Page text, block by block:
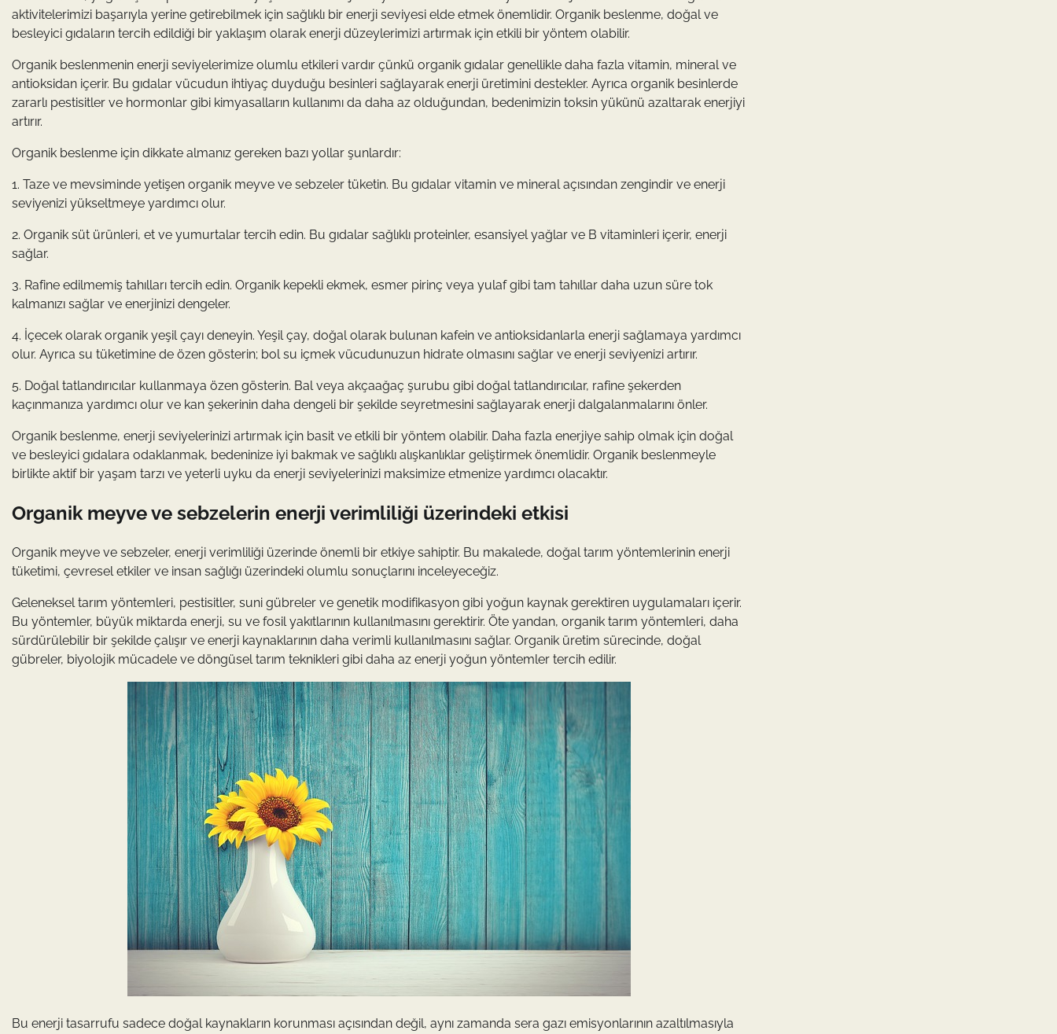
aktivitelerimizi başarıyla yerine getirebilmek için sağlıklı bir enerji seviyesi elde etmek önemlidir. Organik beslenme, doğal ve
besleyici gıdaların tercih edildiği bir yaklaşım olarak enerji düzeylerimizi artırmak için etkili bir yöntem olabilir.
Organik beslenmenin enerji seviyelerimize olumlu etkileri vardır çünkü organik gıdalar genellikle daha fazla vitamin, mineral ve
antioksidan içerir. Bu gıdalar vücudun ihtiyaç duyduğu besinleri sağlayarak enerji üretimini destekler. Ayrıca organik besinlerde
zararlı pestisitler ve hormonlar gibi kimyasalların kullanımı da daha az olduğundan, bedenimizin toksin yükünü azaltarak enerjiyi
artırır.
Organik beslenme için dikkate almanız gereken bazı yollar şunlardır:
1. Taze ve mevsiminde yetişen organik meyve ve sebzeler tüketin. Bu gıdalar vitamin ve mineral açısından zengindir ve enerji
seviyenizi yükseltmeye yardımcı olur.
2. Organik süt ürünleri, et ve yumurtalar tercih edin. Bu gıdalar sağlıklı proteinler, esansiyel yağlar ve B vitaminleri içerir, enerji
sağlar.
3. Rafine edilmemiş tahılları tercih edin. Organik kepekli ekmek, esmer pirinç veya yulaf gibi tam tahıllar daha uzun süre tok
kalmanızı sağlar ve enerjinizi dengeler.
4. İçecek olarak organik yeşil çayı deneyin. Yeşil çay, doğal olarak bulunan kafein ve antioksidanlarla enerji sağlamaya yardımcı
olur. Ayrıca su tüketimine de özen gösterin; bol su içmek vücudunuzun hidrate olmasını sağlar ve enerji seviyenizi artırır.
5. Doğal tatlandırıcılar kullanmaya özen gösterin. Bal veya akçaağaç şurubu gibi doğal tatlandırıcılar, rafine şekerden
kaçınmanıza yardımcı olur ve kan şekerinin daha dengeli bir şekilde seyretmesini sağlayarak enerji dalgalanmalarını önler.
Organik beslenme, enerji seviyelerinizi artırmak için basit ve etkili bir yöntem olabilir. Daha fazla enerjiye sahip olmak için doğal
ve besleyici gıdalara odaklanmak, bedeninize iyi bakmak ve sağlıklı alışkanlıklar geliştirmek önemlidir. Organik beslenmeyle
birlikte aktif bir yaşam tarzı ve yeterli uyku da enerji seviyelerinizi maksimize etmenize yardımcı olacaktır.
Organik meyve ve sebzelerin enerji verimliliği üzerindeki etkisi
Organik meyve ve sebzeler, enerji verimliliği üzerinde önemli bir etkiye sahiptir. Bu makalede, doğal tarım yöntemlerinin enerji
tüketimi, çevresel etkiler ve insan sağlığı üzerindeki olumlu sonuçlarını inceleyeceğiz.
Geleneksel tarım yöntemleri, pestisitler, suni gübreler ve genetik modifikasyon gibi yoğun kaynak gerektiren uygulamaları içerir.
Bu yöntemler, büyük miktarda enerji, su ve fosil yakıtlarının kullanılmasını gerektirir. Öte yandan, organik tarım yöntemleri, daha
sürdürülebilir bir şekilde çalışır ve enerji kaynaklarının daha verimli kullanılmasını sağlar. Organik üretim sürecinde, doğal
gübreler, biyolojik mücadele ve döngüsel tarım teknikleri gibi daha az enerji yoğun yöntemler tercih edilir.
Bu enerji tasarrufu sadece doğal kaynakların korunması açısından değil, aynı zamanda sera gazı emisyonlarının azaltılmasıyla